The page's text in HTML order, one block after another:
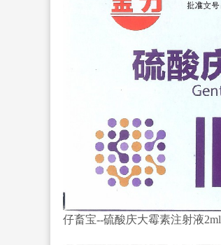
仔畜宝--硫酸庆大霉素注射液2ml